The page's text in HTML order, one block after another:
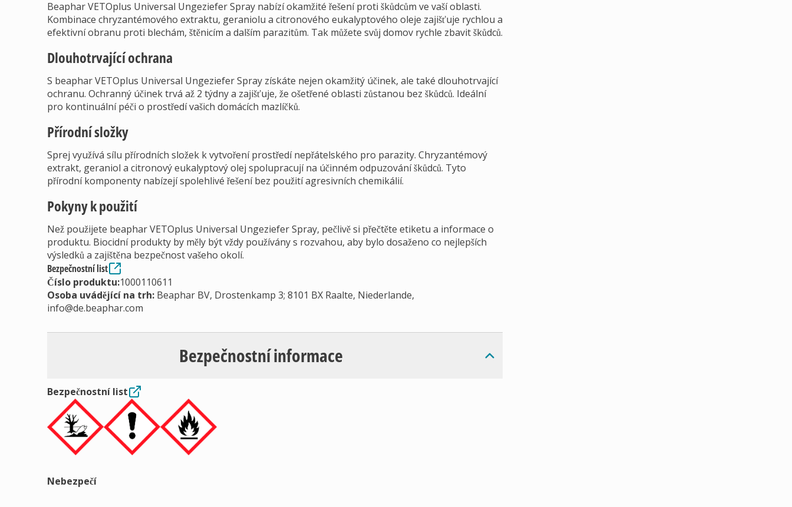
Beaphar VETOplus Universal Ungeziefer Spray nabízí okamžité řešení proti škůdcům ve vaší oblasti.
Kombinace chryzantémového extraktu, geraniolu a citronového eukalyptového oleje zajišťuje rychlou a
efektivní obranu proti blechám, štěnicím a dalším parazitům. Tak můžete svůj domov rychle zbavit škůdců.
Dlouhotrvající ochrana
S beaphar VETOplus Universal Ungeziefer Spray získáte nejen okamžitý účinek, ale také dlouhotrvající
ochranu. Ochranný účinek trvá až 2 týdny a zajišťuje, že ošetřené oblasti zůstanou bez škůdců. Ideální
pro kontinuální péči o prostředí vašich domácích mazlíčků.
Přírodní složky
Sprej využívá sílu přírodních složek k vytvoření prostředí nepřátelského pro parazity. Chryzantémový
extrakt, geraniol a citronový eukalyptový olej spolupracují na účinném odpuzování škůdců. Tyto
přírodní komponenty nabízejí spolehlivé řešení bez použití agresivních chemikálií.
Pokyny k použití
Než použijete beaphar VETOplus Universal Ungeziefer Spray, pečlivě si přečtěte etiketu a informace o
produktu. Biocidní produkty by měly být vždy používány s rozvahou, aby bylo dosaženo co nejlepších
výsledků a zajištěna bezpečnost vašeho okolí.
Bezpečnostní list
Číslo produktu:1000110611
Osoba uvádějící na trh: Beaphar BV, Drostenkamp 3; 8101 BX Raalte, Niederlande,
info@de.beaphar.com
Bezpečnostní informace
Bezpečnostní list
Nebezpečí